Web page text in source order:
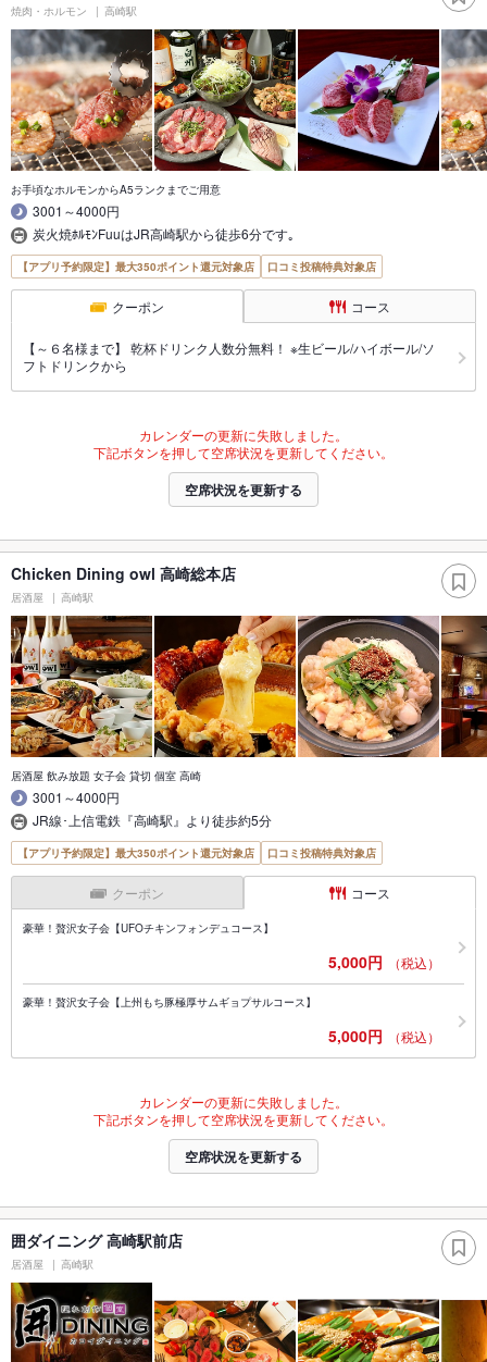
焼肉・ホルモン 高崎駅
お手頃なホルモンからA5ランクまでご用意
3001～4000円
炭火焼ﾎﾙﾓﾝFuuはJR高崎駅から徒歩6分です｡
【アプリ予約限定】最大350ポイント還元対象店 口コミ投稿特典対象店
クーポン コース
【～６名様まで】 乾杯ドリンク人数分無料！ ※生ビール/ハイボール/ソ
フトドリンクから
カレンダーの更新に失敗しました。
下記ボタンを押して空席状況を更新してください。
空席状況を更新する
Chicken Dining owl 高崎総本店
居酒屋 高崎駅
居酒屋 飲み放題 女子会 貸切 個室 高崎
3001～4000円
JR線･上信電鉄『高崎駅』より徒歩約5分
【アプリ予約限定】最大350ポイント還元対象店 口コミ投稿特典対象店
クーポン コース
豪華！贅沢女子会【UFOチキンフォンデュコース】
5,000円 （税込）
豪華！贅沢女子会【上州もち豚極厚サムギョプサルコース】
5,000円 （税込）
カレンダーの更新に失敗しました。
下記ボタンを押して空席状況を更新してください。
空席状況を更新する
囲ダイニング 高崎駅前店
居酒屋 高崎駅